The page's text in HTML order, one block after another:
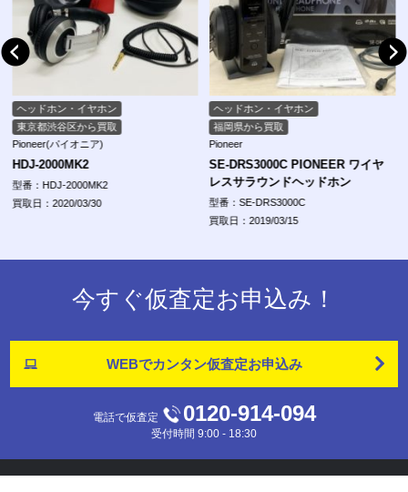
ヘッドホン・イヤホン
東京都渋谷区から買取
Pioneer(パイオニア)
HDJ-2000MK2
型番：HDJ-2000MK2
買取日：2020/03/30
ヘッドホン・イヤホン
福岡県から買取
Pioneer
SE-DRS3000C PIONEER ワイヤ
レスサラウンドヘッドホン
型番：SE-DRS3000C
買取日：2019/03/15
今すぐ仮査定お申込み！
WEBでカンタン仮査定お申込み
電話で仮査定 0120-914-094
受付時間 9:00 - 18:30